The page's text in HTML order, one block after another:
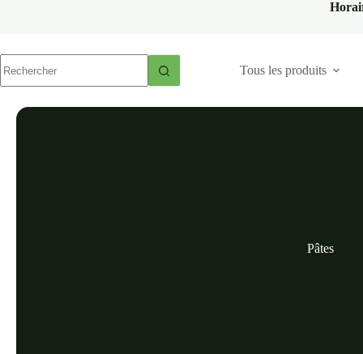
Tous les produits
Pâtes